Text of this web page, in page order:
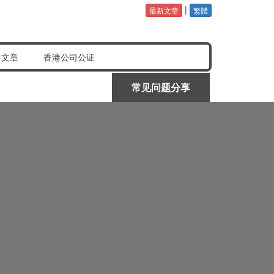
最新文章 | 繁體
常见问题分享